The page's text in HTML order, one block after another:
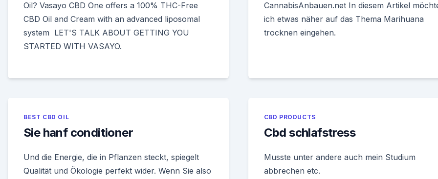
Oil? Vasayo CBD One offers a 100% THC-Free
CBD Oil and Cream with an advanced liposomal
system LET'S TALK ABOUT GETTING YOU
STARTED WITH VASAYO.
CannabisAnbauen.net In diesem Artikel
ich etwas näher auf das Thema Marihuana
trocknen eingehen.
BEST CBD OIL
Sie hanf conditioner
Und die Energie, die in Pflanzen steckt, spiegelt
Qualität und Ökologie perfekt wider. Wenn Sie also
CBD PRODUCTS
Cbd schlafstress
Musste unter andere auch mein Studium
abbrechen etc.